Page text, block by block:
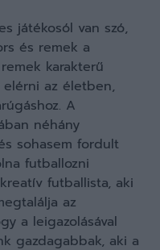
játékosól van szó,
és remek a
karakterű
az életben,
A
néhány
sohasem fordult
futballozni
futballista, aki
az
a leigazolásával
gazdagabbak, aki a